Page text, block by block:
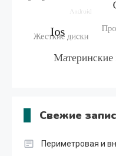
Свежие
Периметровая и